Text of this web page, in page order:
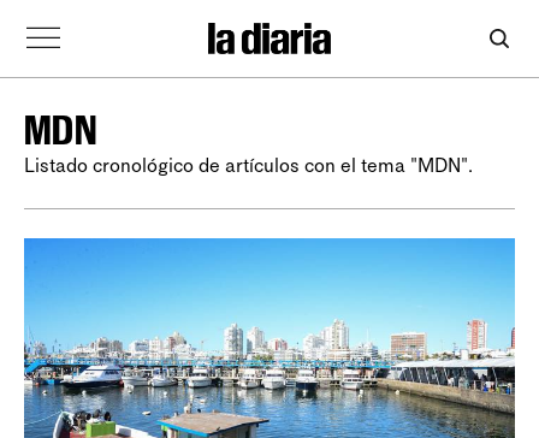
MDN
Listado cronológico de artículos con el tema "MDN".